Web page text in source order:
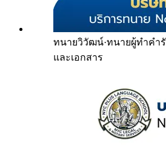
ทนายวิวัฒน์·ทนายผู้ทำคำ
และเอกสาร